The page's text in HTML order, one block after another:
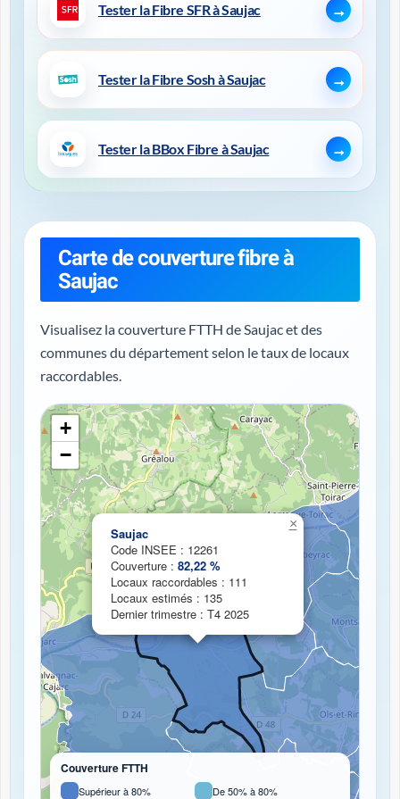
Tester la Fibre SFR à Saujac
Tester la Fibre Sosh à Saujac
Tester la BBox Fibre à Saujac
Carte de couverture fibre à
Saujac
Visualisez la couverture FTTH de Saujac et des
communes du département selon le taux de locaux
raccordables.
Chargement de la carte de couverture fibre...
Saujac
Code INSEE : 12261
Couverture : 82,22 %
Locaux raccordables : 111
Locaux estimés : 135
Dernier trimestre : T4 2025
×
+
−
Couverture FTTH
Supérieur à 80%
De 50% à 80%